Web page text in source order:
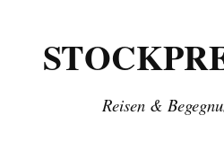
Reisen &